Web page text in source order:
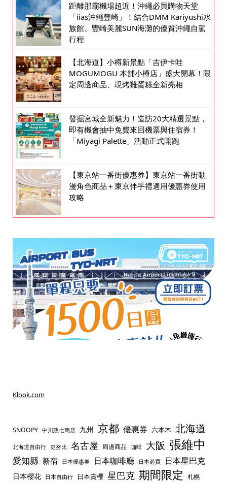
距離那霸機場超近！沖繩必買購物天堂
「iias沖繩豐崎」！結合DMM Kariyushi水
族館、豐崎美麗SUN海灘的優質沖繩自駕
行程
【北海道】小樽新景點「吉伊卡哇
MOGUMOGU 本舖小樽店」盛大開幕！限
定周邊商品、現烤雞蛋糕全新亮相
發掘宮城全新魅力！造訪20大精選景點，
即有機會抽中免費來回機票與住宿券！
「Miyagi Palette」活動正式開跑
【東京站一番街優惠券】東京站一番街動
漫角色商品＋東京伴手禮適用優惠券使用
攻略
Klook.com
SNOOPY 中川政七商店 九州 京都 優惠券 六本木 北海道
北海道自由行 史努比 名古屋 周邊商品 咖啡 大阪 張維中
愛知縣 新宿 日本優惠券 日本咖啡廳 日本必買 日本星巴克
日本櫻花 日本自由行 日本賞櫻 星巴克 期間限定 札幌